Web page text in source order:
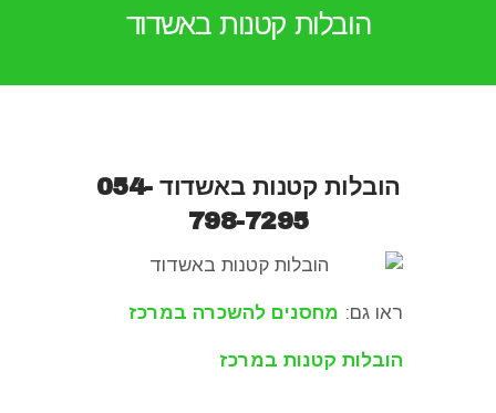
הובלות קטנות באשדוד
הובלות
הובלות קטנות באשדוד054-
798-7295
ראו גם: מחסנים להשכרה במרכז
הובלות קטנות במרכז